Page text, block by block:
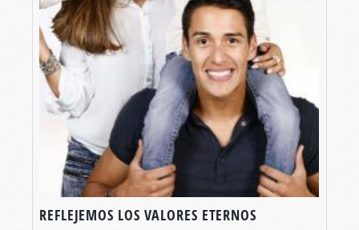
REFLEJEMOS LOS VALORES ETERNOS